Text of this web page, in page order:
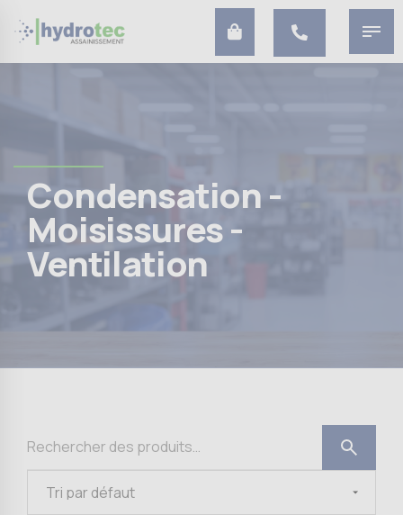
Condensation -
Moisissures -
Ventilation